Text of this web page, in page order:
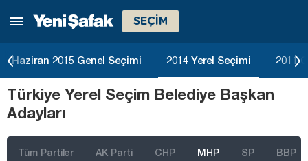
SEÇİM
Haziran 2015 Genel Seçimi 2014 Yerel Seçimi 2011
Türkiye Yerel Seçim Belediye Başkan
Adayları
Tüm Partiler AK Parti CHP MHP SP BBP